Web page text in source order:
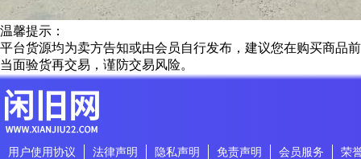
温馨提示：
平台货源均为卖方告知或由会员自行发布，建议您在购买商品前
当面验货再交易，谨防交易风险。
用户使用协议 法律声明 隐私声明 免责声明 会员服务
荣